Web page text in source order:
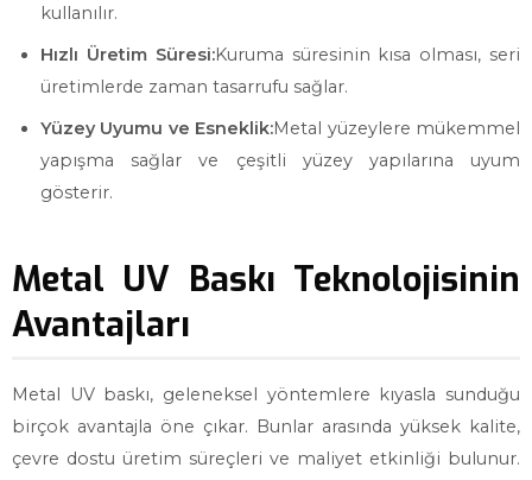
kullanılır.
Hızlı Üretim Süresi:Kuruma süresinin kısa olması, seri
üretimlerde zaman tasarrufu sağlar.
Yüzey Uyumu ve Esneklik:Metal yüzeylere mükemmel
yapışma sağlar ve çeşitli yüzey yapılarına uyum
gösterir.
Metal UV Baskı Teknolojisinin
Avantajları
Metal UV baskı, geleneksel yöntemlere kıyasla sunduğu
birçok avantajla öne çıkar. Bunlar arasında yüksek kalite,
çevre dostu üretim süreçleri ve maliyet etkinliği bulunur.